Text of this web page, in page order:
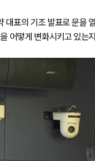
표의 기조 발표로 문을
어떻게 변화시키고 있는